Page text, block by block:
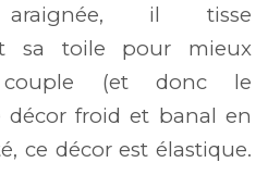
il tisse
sa toile pour mieux
couple (et donc le
décor froid et banal en
ce décor est élastique.